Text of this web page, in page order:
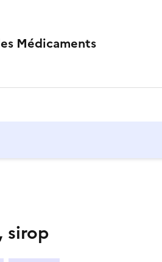
Médicaments
sirop